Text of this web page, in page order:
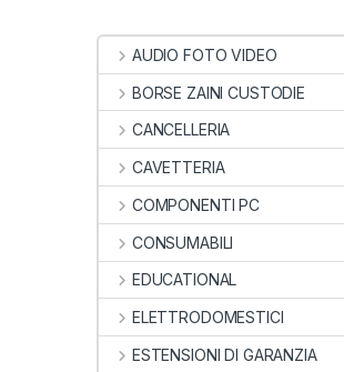
AUDIO FOTO VIDEO
BORSE ZAINI CUSTODIE
CANCELLERIA
CAVETTERIA
COMPONENTI PC
CONSUMABILI
EDUCATIONAL
ELETTRODOMESTICI
ESTENSIONI DI GARANZIA